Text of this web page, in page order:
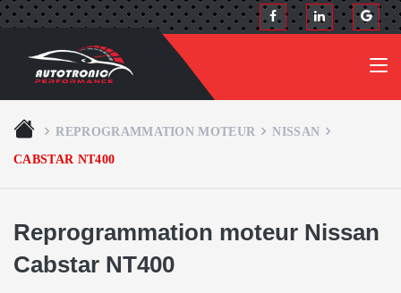
REPROGRAMMATION MOTEUR
NISSAN
CABSTAR NT400
Reprogrammation moteur Nissan
Cabstar NT400